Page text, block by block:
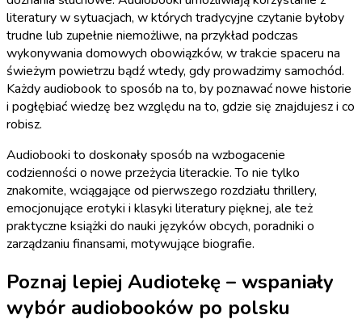
literatury w sytuacjach, w których tradycyjne czytanie byłoby
trudne lub zupełnie niemożliwe, na przykład podczas
wykonywania domowych obowiązków, w trakcie spaceru na
świeżym powietrzu bądź wtedy, gdy prowadzimy samochód.
Każdy audiobook to sposób na to, by poznawać nowe historie
i pogłębiać wiedzę bez względu na to, gdzie się znajdujesz i co
robisz.
Audiobooki to doskonały sposób na wzbogacenie
codzienności o nowe przeżycia literackie. To nie tylko
znakomite, wciągające od pierwszego rozdziału thrillery,
emocjonujące erotyki i klasyki literatury pięknej, ale też
praktyczne książki do nauki języków obcych, poradniki o
zarządzaniu finansami, motywujące biografie.
Poznaj lepiej Audiotekę – wspaniały
wybór audiobooków po polsku